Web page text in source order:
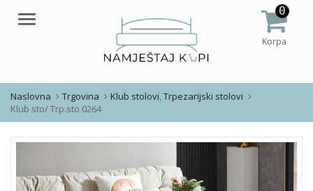
Meni
0
Korpa
Naslovna Trgovina Klub stolovi,Trpezarijski stolovi
Klub sto/ Trp.sto 0264